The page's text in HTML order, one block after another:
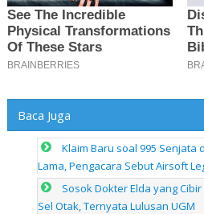
Baca Juga
Klaim Baru soal 995 Senjata
Lama, Pengacara Sebut Airsoft
Sosok Dokter Elda yang Cibir
Sel Otak, Ternyata Lulusan UGM